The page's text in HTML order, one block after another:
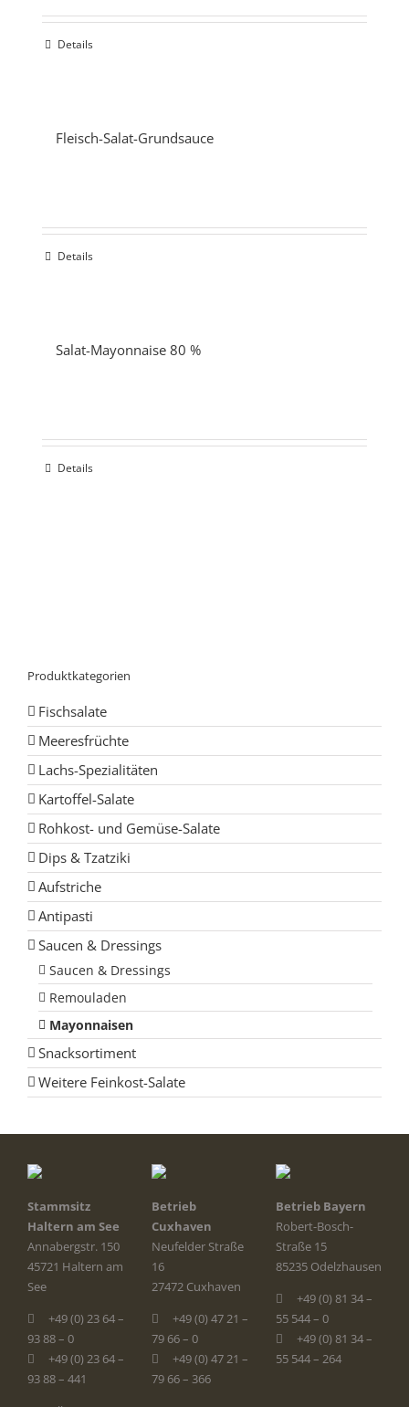
Details
Fleisch-Salat-Grundsauce
Details
Salat-Mayonnaise 80 %
Details
Produktkategorien
Fischsalate
Meeresfrüchte
Lachs-Spezialitäten
Kartoffel-Salate
Rohkost- und Gemüse-Salate
Dips & Tzatziki
Aufstriche
Antipasti
Saucen & Dressings
Saucen & Dressings
Remouladen
Mayonnaisen
Snacksortiment
Weitere Feinkost-Salate
Stammsitz
Haltern am See
Annabergstr. 150
45721 Haltern am
See
+49 (0) 23 64 –
93 88 – 0
+49 (0) 23 64 –
93 88 – 441
Betrieb
Cuxhaven
Neufelder Straße
16
27472 Cuxhaven
+49 (0) 47 21 –
79 66 – 0
+49 (0) 47 21 –
79 66 – 366
Betrieb Bayern
Robert-Bosch-
Straße 15
85235 Odelzhausen
+49 (0) 81 34 –
55 544 – 0
+49 (0) 81 34 –
55 544 – 264